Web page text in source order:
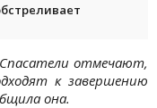
Спасатели отмечают,
к завершению
она.